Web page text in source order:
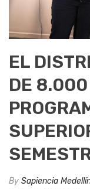
EL
DE 8.000
By Sapiencia